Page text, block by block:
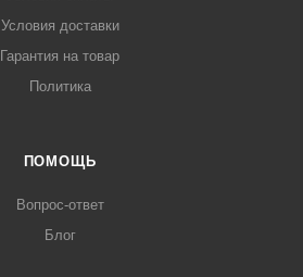
Условия доставки
Гарантия на товар
Политика
ПОМОЩЬ
Вопрос-ответ
Блог